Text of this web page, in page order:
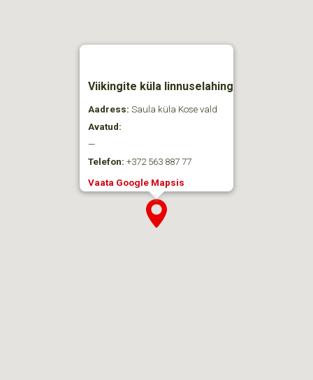
Viikingite küla linnuselahing
Aadress: Saula küla Kose vald
Avatud:
—
Telefon: +372 563 887 77
Vaata Google Mapsis